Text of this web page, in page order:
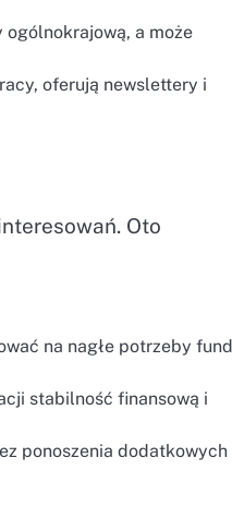
ogólnokrajową, a może
oferują newslettery i
Oto
na nagłe potrzeby
stabilność finansową i
ponoszenia dodatkowych